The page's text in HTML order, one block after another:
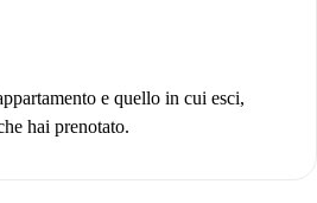
e quello in cui esci,
hai prenotato.